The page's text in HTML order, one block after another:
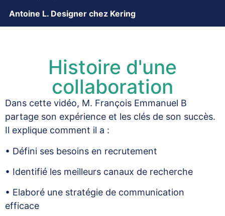
Antoine L. Designer chez Kering
Histoire d'une
collaboration
Dans cette vidéo, M. François Emmanuel B
partage son expérience et les clés de son succès.
Il explique comment il a :
• Défini ses besoins en recrutement
• Identifié les meilleurs canaux de recherche
• Elaboré une stratégie de communication
efficace